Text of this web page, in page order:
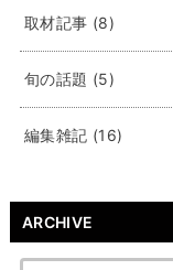
取材記事 (8)
旬の話題 (5)
編集雑記 (16)
ARCHIVE